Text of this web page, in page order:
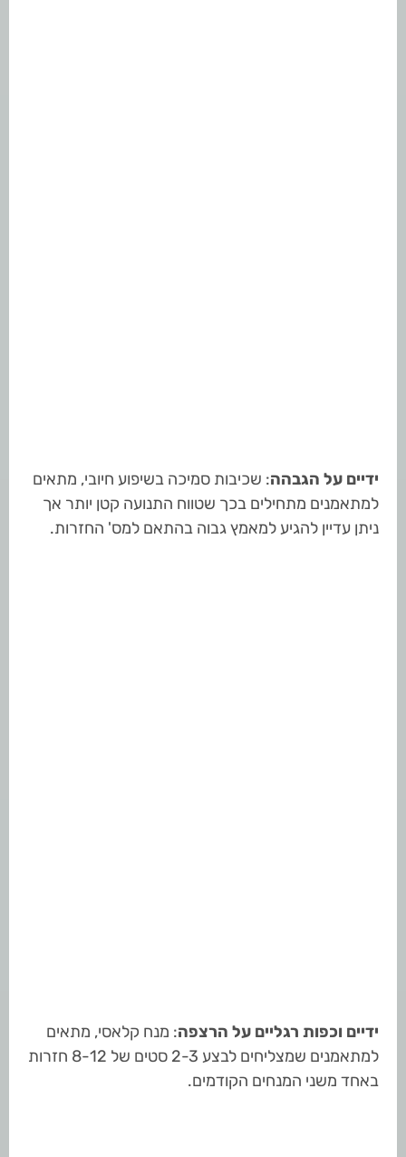
ידיים על הגבהה: שכיבות סמיכה בשיפוע חיובי, מתאים
למתאמנים מתחילים בכך שטווח התנועה קטן יותר אך
ניתן עדיין להגיע למאמץ גבוה בהתאם למס' החזרות.
ידיים וכפות רגליים על הרצפה: מנח קלאסי, מתאים
למתאמנים שמצליחים לבצע 2-3 סטים של 8-12 חזרות
באחד משני המנחים הקודמים.